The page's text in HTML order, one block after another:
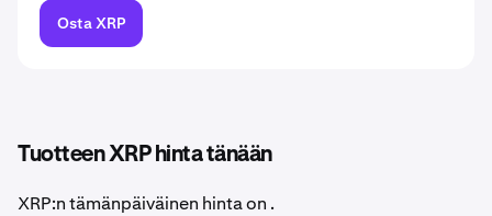
Osta XRP
Tuotteen XRP hinta tänään
XRP:n tämänpäiväinen hinta on .